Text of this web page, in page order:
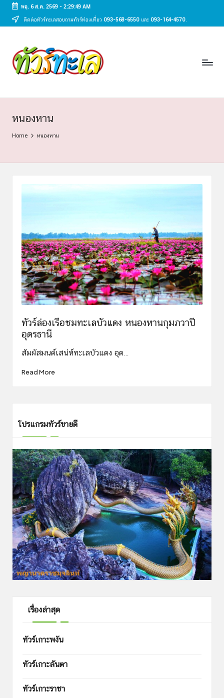
Skip
content
พฤ. 6 ส.ค. 2569- 2:29:49 AM
ติดต่อทัวร์ทะเลสอบถามทัวร์ท่องเที่ยว 093-568-6550และ 093-164-4570.
ทั
ว
ท
ะ
เ
ทัวร์
ทะเล
ราคา
แพ็ก
จ
ทะเล
ไทย
หนองหาน
Home หนองหาน
ทัวร์ล่องเรือชมทะเลบัวแดง หนองหานกุมภวาปี
อุดรธานี
สัมผัสมนต์เสน่ห์ทะเลบัวแดง อุด…
Read More
โปรแกรมทัวร์ขายดี
เรื่องล่าสุด
ทัวร์เกาะพงัน
ทัวร์เกาะลันตา
ทัวร์เกาะราชา